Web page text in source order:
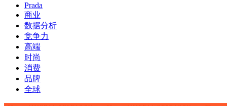
Prada
商业
数据分析
竞争力
高端
时尚
消费
品牌
全球